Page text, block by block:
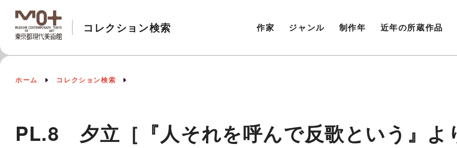
コレクション検索 作家 ジャンル 制作年 近年の所蔵作品
ホーム コレクション検索
PL.8 夕立［『人それを呼んで反歌という』よ